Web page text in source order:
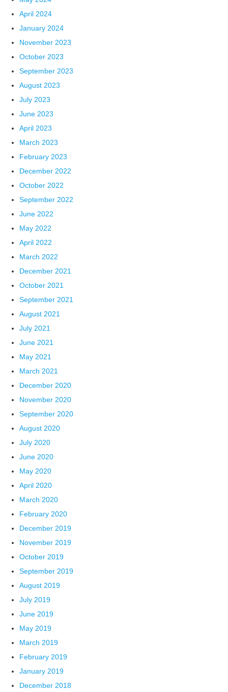
April 2024
January 2024
November 2023
October 2023
September 2023
August 2023
July 2023
June 2023
April 2023
March 2023
February 2023
December 2022
October 2022
September 2022
June 2022
May 2022
April 2022
March 2022
December 2021
October 2021
September 2021
August 2021
July 2021
June 2021
May 2021
March 2021
December 2020
November 2020
September 2020
August 2020
July 2020
June 2020
May 2020
April 2020
March 2020
February 2020
December 2019
November 2019
October 2019
September 2019
August 2019
July 2019
June 2019
May 2019
March 2019
February 2019
January 2019
December 2018